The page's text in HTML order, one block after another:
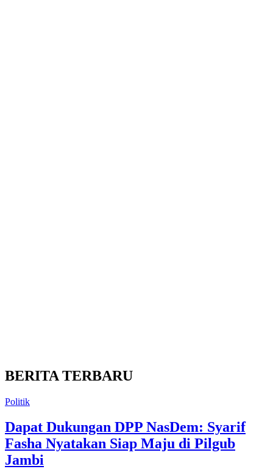
BERITA TERBARU
Politik
Dapat Dukungan DPP NasDem: Syarif
Fasha Nyatakan Siap Maju di Pilgub
Jambi